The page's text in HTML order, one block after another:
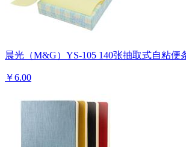
晨光（M&G）YS-105 140张抽取式自粘便
￥6.00